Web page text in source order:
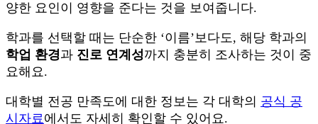
양한 요인이 영향을 준다는 것을 보여줍니다.
학과를 선택할 때는 단순한 ‘이름’보다도, 해당 학과의
학업 환경과 진로 연계성까지 충분히 조사하는 것이 중
요해요.
대학별 전공 만족도에 대한 정보는 각 대학의 공식 공
시자료에서도 자세히 확인할 수 있어요.